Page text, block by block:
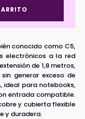
conocido como C5,
electrónicos a la red
de 1,8 metros,
generar exceso de
ideal para notebooks,
entrada compatible.
y cubierta flexible
y duradera.